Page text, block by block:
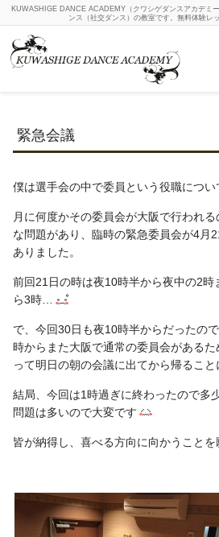
KUWASHIGE DANCE ACADEMY（クワシゲダンスアカデミ
ンス（社交ダンス）の教室です。無料体験レ
緊急会議
僕は選手会の中で委員という役職につい
月に何度かその委員会が大阪で行われ
な問題があり、臨時の緊急委員会が4月
ありました。
前回21日の時は夜10時半から夜中の2時
ら3時…
で、今回30日も夜10時半からだったの
時からまた大阪で通常の委員会がある
って明日の朝の会議に出てから帰ること
結局、今回は1時過ぎに終わったので多
問題は多いので大変です
皆が納得し、喜べる方向に向かうこと